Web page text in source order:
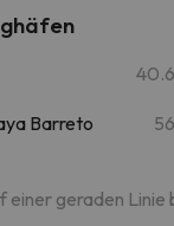
Barreto
einer geraden